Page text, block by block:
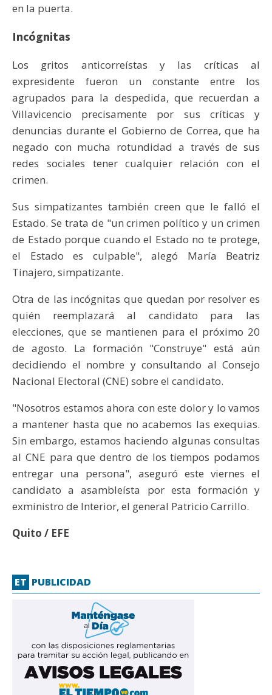
en la puerta.
Incógnitas
Los gritos anticorreístas y las críticas al
expresidente fueron un constante entre los
agrupados para la despedida, que recuerdan a
Villavicencio precisamente por sus críticas y
denuncias durante el Gobierno de Correa, que ha
negado con mucha rotundidad a través de sus
redes sociales tener cualquier relación con el
crimen.
Sus simpatizantes también creen que le falló el
Estado. Se trata de "un crimen político y un crimen
de Estado porque cuando el Estado no te protege,
el Estado es culpable", alegó María Beatriz
Tinajero, simpatizante.
Otra de las incógnitas que quedan por resolver es
quién reemplazará al candidato para las
elecciones, que se mantienen para el próximo 20
de agosto. La formación "Construye" está aún
decidiendo el nombre y consultando al Consejo
Nacional Electoral (CNE) sobre el candidato.
"Nosotros estamos ahora con este dolor y lo vamos
a mantener hasta que no acabemos las exequias.
Sin embargo, estamos haciendo algunas consultas
al CNE para que dentro de los tiempos podamos
entregar una persona", aseguró este viernes el
candidato a asambleísta por esta formación y
exministro de Interior, el general Patricio Carrillo.
Quito / EFE
ET PUBLICIDAD